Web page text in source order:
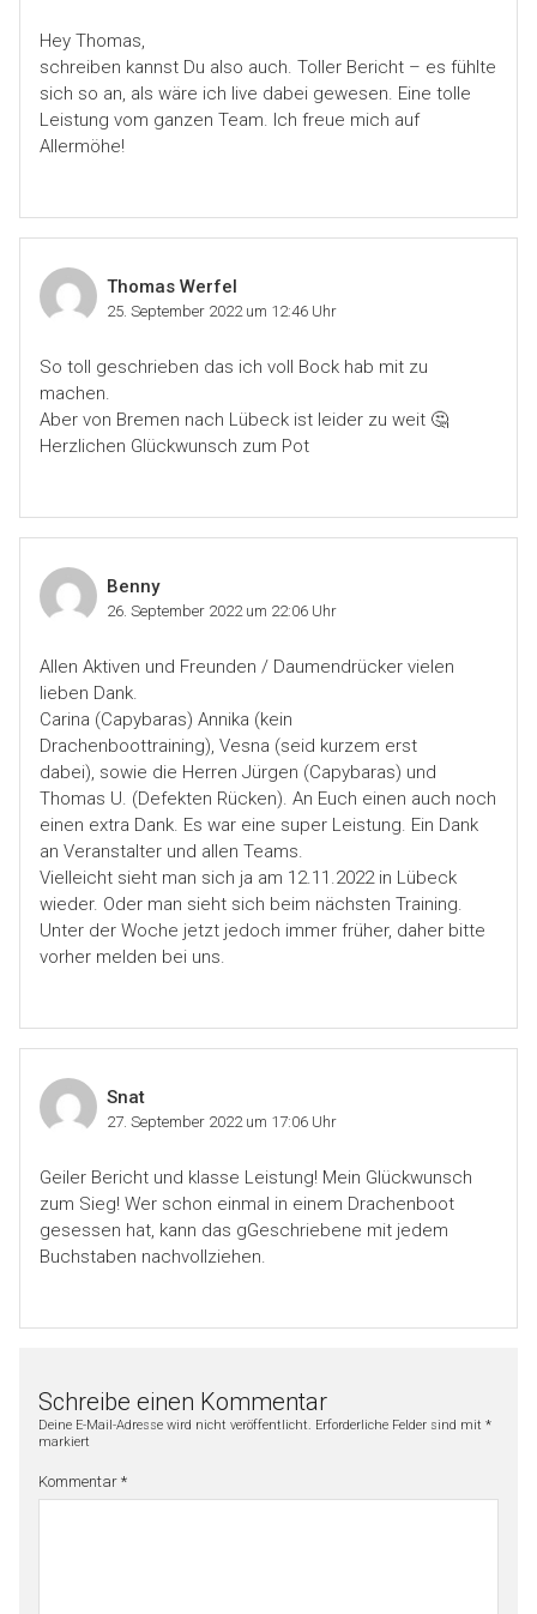
Hey Thomas,
schreiben kannst Du also auch. Toller Bericht – es fühlte
sich so an, als wäre ich live dabei gewesen. Eine tolle
Leistung vom ganzen Team. Ich freue mich auf
Allermöhe!
Thomas Werfel
25. September 2022 um 12:46 Uhr
So toll geschrieben das ich voll Bock hab mit zu
machen.
Aber von Bremen nach Lübeck ist leider zu weit 🤔
Herzlichen Glückwunsch zum Pot
Benny
26. September 2022 um 22:06 Uhr
Allen Aktiven und Freunden / Daumendrücker vielen
lieben Dank.
Carina (Capybaras) Annika (kein
Drachenboottraining), Vesna (seid kurzem erst
dabei), sowie die Herren Jürgen (Capybaras) und
Thomas U. (Defekten Rücken). An Euch einen auch noch
einen extra Dank. Es war eine super Leistung. Ein Dank
an Veranstalter und allen Teams.
Vielleicht sieht man sich ja am 12.11.2022 in Lübeck
wieder. Oder man sieht sich beim nächsten Training.
Unter der Woche jetzt jedoch immer früher, daher bitte
vorher melden bei uns.
Snat
27. September 2022 um 17:06 Uhr
Geiler Bericht und klasse Leistung! Mein Glückwunsch
zum Sieg! Wer schon einmal in einem Drachenboot
gesessen hat, kann das gGeschriebene mit jedem
Buchstaben nachvollziehen.
Schreibe einen Kommentar
Deine E-Mail-Adresse wird nicht veröffentlicht. Erforderliche Felder sind mit *
markiert
Kommentar *